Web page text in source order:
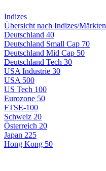
Indizes
Übersicht nach Indizes/Märkten
Deutschland 40
Deutschland Small Cap 70
Deutschland Mid Cap 50
Deutschland Tech 30
USA Industrie 30
USA 500
US Tech 100
Eurozone 50
FTSE-100
Schweiz 20
Österreich 20
Japan 225
Hong Kong 50